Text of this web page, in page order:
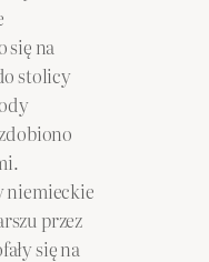
się na
stolicy
niemieckie
przez
się na